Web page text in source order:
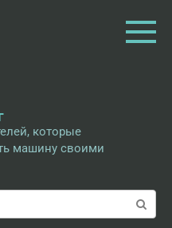
которые
машину своими